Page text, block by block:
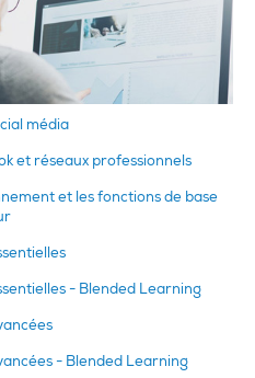
média
et réseaux professionnels
et les fonctions de base
- Blended Learning
- Blended Learning